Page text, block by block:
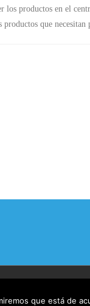
los productos en el
que
que está de